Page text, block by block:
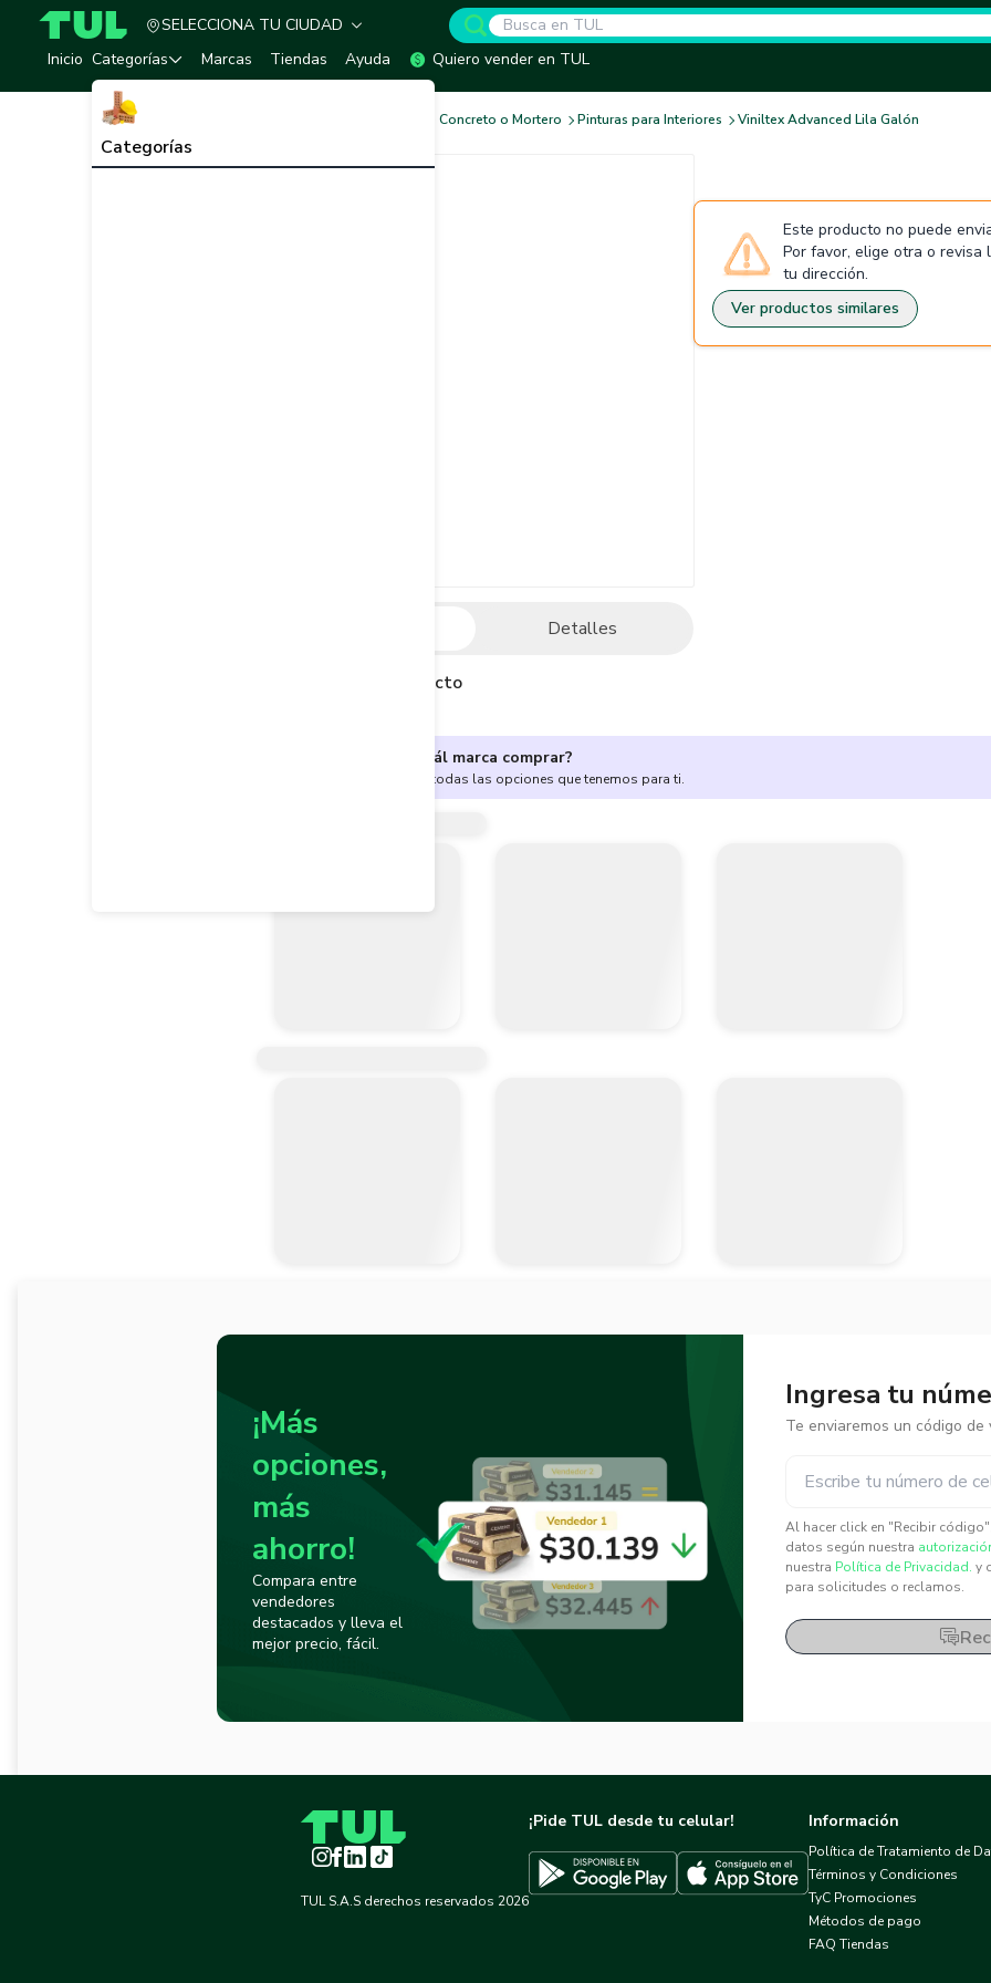
TUL - Tu Marketplace de Construcción
SELECCIONA TU CIUDAD
Inicio Categorías
Categorías
Marcas Tiendas Ayuda Quiero vender en TUL
Pinturas Muros de Concreto o Mortero Pinturas para Interiores Viniltex Advanced Lila Galón
Detalles
Descripción del producto
Este producto no puede
Por favor, elige otra o revisa
tu dirección.
Ver productos similares
¿No sabes cuál marca comprar?
Encuentra aquí todas las opciones que tenemos para ti.
¡Más
opciones,
más
ahorro!
Compara entre
vendedores
destacados y lleva el
mejor precio, fácil.
Ingresa tu
Te enviaremos un código de
Al hacer click en "Recibir
datos según nuestra
nuestra Política de Privacidad. y
para solicitudes o reclamos.
Instagram
Facebook
LinkedInTikTok
TUL S.A.S derechos reservados 2026
¡Pide TUL desde tu celular!
Descargar TUL en Google PlayDescargar TUL en App Store
Información
Política de Tratamiento de
Términos y Condiciones
TyC Promociones
Métodos de pago
FAQ Tiendas